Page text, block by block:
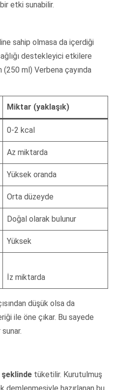
etki sunabilir.
sahip olmasa da içerdiği
destekleyici etkilere
ml) Verbena çayında
Miktar (yaklaşık)
0-2 kcal
Az miktarda
Yüksek oranda
Orta düzeyde
Doğal olarak bulunur
Yüksek
İz miktarda
düşük olsa da
ile öne çıkar. Bu sayede
şeklinde tüketilir. Kurutulmuş